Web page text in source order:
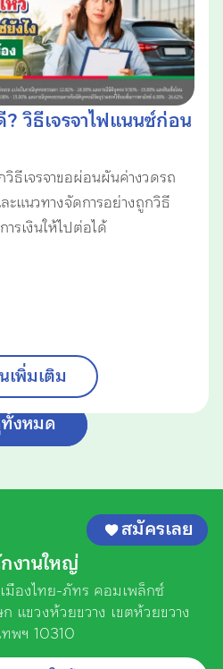
? วิธีเจรจาไฟแนนซ์ก่อน
วิธีเจรจาขอผ่อนผันค่างวดรถ
แนวทางจัดการอย่างถูกวิธี
รเงินให้ไปต่อได้
เพิ่มเติม
งหมด
สมัครเลย
งานใหญ่
มืองไทย-ภัทร คอมเพล็กซ์
แขวงห้วยขวาง เขตห้วยขวาง
ทพฯ 10310